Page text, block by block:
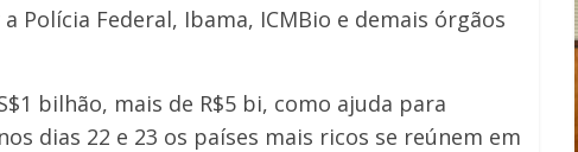
Polícia Federal, Ibama, ICMBio e demais órgãos
bilhão, mais de R$5 bi, como ajuda para
dias 22 e 23 os países mais ricos se reúnem em